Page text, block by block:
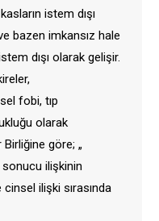
istem dışı
bazen imkansız hale
dışı olarak gelişir.
fobi, tıp
olarak
göre; „
ilişkinin
ilişki sırasında